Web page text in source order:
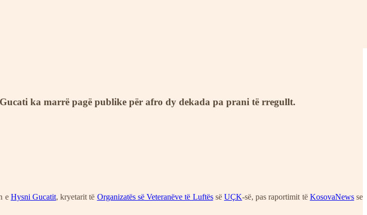
ka marrë pagë publike për afro dy dekada pa prani të rregullt.
e Hysni Gucatit, kryetarit të Organizatës së Veteranëve të Luftëssë UÇK-së, pas raportimit të KosovaNewsse